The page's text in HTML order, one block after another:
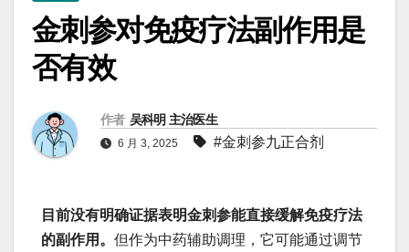
金刺参对免疫疗法副作用是
否有效
作者 吴科明 主治医生
6 月 3, 2025 #金刺参九正合剂
目前没有明确证据表明金刺参能直接缓解免疫疗法
的副作用。 但作为中药辅助调理，它可能通过调节